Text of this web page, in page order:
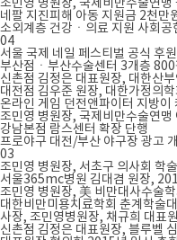
조민영 병원장, 국제비만수술연맹
네팔 지진피해 아동 지원금 2천만
소외계층 건강ㆍ의료 지원 사회공
04
서울 국제 네일 페스티벌 공식 후원
부산점ㆍ부산수술센터 3개층 800
신촌점 김정은 대표원장, 대한산
대전점 김우준 원장, 대한가정의
온라인 게임 던전앤파이터 지방이
조민영 병원장, 국제비만수술연
강남본점 람스센터 확장 단행
프로야구 대전/부산 야구장 광고
03
조민영 병원장, 서초구 의사회 학
서울365mc병원 김대겸 원장,
조민영 병원장, 美 비만대사수술
대한비만미용치료학회 춘계학술
사장, 조민영병원장, 채규희 대표
신촌점 김정은 대표원장, 블루벨